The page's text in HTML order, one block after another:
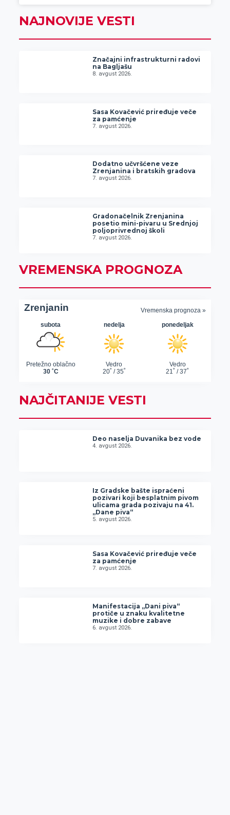
NAJNOVIJE VESTI
Značajni infrastrukturni radovi
na Bagljašu
8. avgust 2026.
Sasa Kovačević priređuje veče
za pamćenje
7. avgust 2026.
Dodatno učvršćene veze
Zrenjanina i bratskih gradova
7. avgust 2026.
Gradonačelnik Zrenjanina
posetio mini-pivaru u Srednjoj
poljoprivrednoj školi
7. avgust 2026.
VREMENSKA PROGNOZA
NAJČITANIJE VESTI
Deo naselja Duvanika bez vode
4. avgust 2026.
Iz Gradske bašte ispraćeni
pozivari koji besplatnim pivom
ulicama grada pozivaju na 41.
„Dane piva“
5. avgust 2026.
Sasa Kovačević priređuje veče
za pamćenje
7. avgust 2026.
Manifestacija „Dani piva“
protiče u znaku kvalitetne
muzike i dobre zabave
6. avgust 2026.